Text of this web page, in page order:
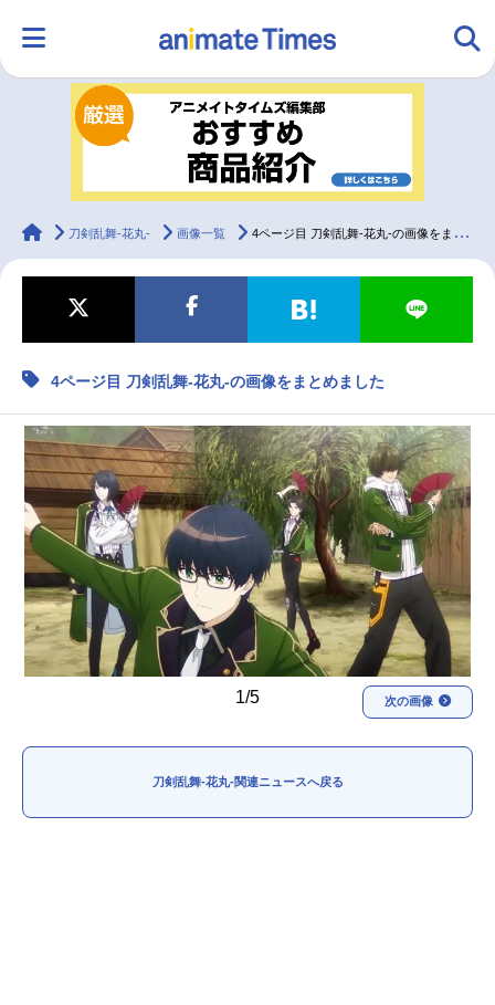
ランキング アニメ
ラジオ みんなの声
マンガ・ラノベ ゲーム・アプリ 音楽 コスプレ
配信・Vtuber トレンド
最新記事一覧
アニメ記事一覧 声優記事一覧
アニメ映画一覧 実写化映画一覧
今期アニメ曜日別一覧
春アニメ 夏アニメ
秋アニメ 冬アニメ
FOLLOW US
animateTimes
刀剣乱舞-花丸- 画像一覧 4ページ目 刀剣乱舞-花丸-の画像をまとめました
4ページ目 刀剣乱舞-花丸-の画像をまとめました
1/5 次の画像
刀剣乱舞-花丸-関連ニュースへ戻る